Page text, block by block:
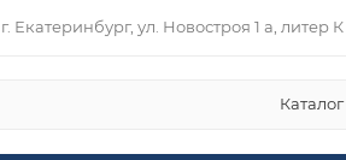
Екатеринбург, ул. Новостроя 1 а, литер К
Каталог